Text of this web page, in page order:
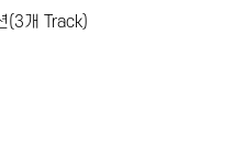
(3개 Track)